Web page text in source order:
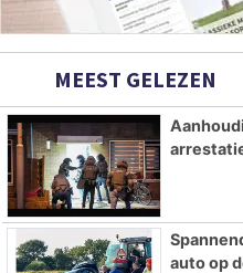
MEEST GELEZEN
auto op